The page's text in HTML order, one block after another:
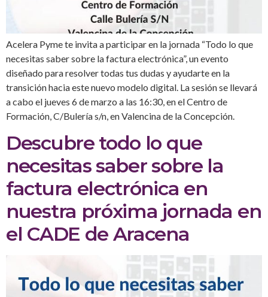
Acelera Pyme te invita a participar en la jornada “Todo lo que
necesitas saber sobre la factura electrónica”, un evento
diseñado para resolver todas tus dudas y ayudarte en la
transición hacia este nuevo modelo digital. La sesión se llevará
a cabo el jueves 6 de marzo a las 16:30, en el Centro de
Formación, C/Bulería s/n, en Valencina de la Concepción.
Descubre todo lo que
necesitas saber sobre la
factura electrónica en
nuestra próxima jornada en
el CADE de Aracena